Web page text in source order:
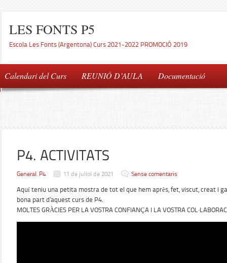
LES FONTS P5
Escola Les Fonts (Argentona) Curs 2021-2022 PROMOCIÓ 2019
Calendari del Curs REUNIÓ D’AULA Documentació
P4. ACTIVITATS
General, P4 11 de juliol de 2021 Sense comentaris
Aquí teniu una petita mostra de tot el que hem après, fet, viscut, creat i
bona part d’aquest curs de P4.
MOLTES GRÀCIES PER LA VOSTRA CONFIANÇA I LA VOSTRA